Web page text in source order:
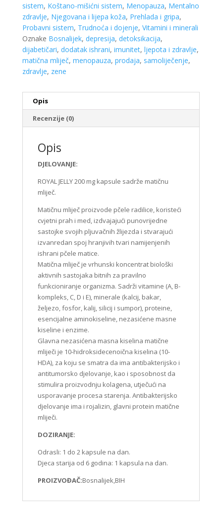
sistem, Koštano-mišićni sistem, Menopauza, Mentalno
zdravlje, Njegovana i lijepa koža, Prehlada i gripa,
Probavni sistem, Trudnoća i dojenje, Vitamini i minerali
Oznake Bosnalijek, depresija, detoksikacija,
dijabetičari, dodatak ishrani, imunitet, ljepota i zdravlje,
matična mliječ, menopauza, prodaja, samoliječenje,
zdravlje, zene
Opis
Recenzije (0)
Opis
DJELOVANJE:
ROYAL JELLY 200 mg kapsule sadrže matičnu
mliječ.
Matičnu mliječ proizvode pčele radilice, koristeći
cvjetni prah i med, izdvajajući punovrijedne
sastojke svojih pljuvačnih žlijezda i stvarajući
izvanredan spoj hranjivih tvari namijenjenih
ishrani pčele matice.
Matična mliječ je vrhunski koncentrat biološki
aktivnih sastojaka bitnih za pravilno
funkcioniranje organizma. Sadrži vitamine (A, B-
kompleks, C, D i E), minerale (kalcij, bakar,
željezo, fosfor, kalij, silicij i sumpor), proteine,
esencijalne aminokiseline, nezasićene masne
kiseline i enzime.
Glavna nezasićena masna kiselina matične
mliječi je 10-hidroksidecenoična kiselina (10-
HDA), za koju se smatra da ima antibakterijsko i
antitumorsko djelovanje, kao i sposobnost da
stimulira proizvodnju kolagena, utječući na
usporavanje procesa starenja. Antibakterijsko
djelovanje ima i rojalizin, glavni protein matične
mliječi.
DOZIRANJE:
Odrasli: 1 do 2 kapsule na dan.
Djeca starija od 6 godina: 1 kapsula na dan.
PROIZVOĐAČ:Bosnalijek,BIH